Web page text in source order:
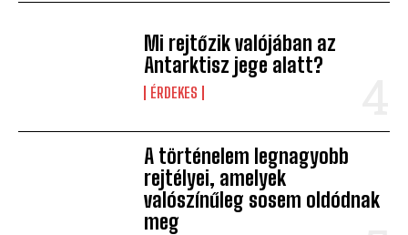
Mi rejtőzik valójában az
Antarktisz jege alatt?
ÉRDEKES
A történelem legnagyobb
rejtélyei, amelyek
valószínűleg sosem oldódnak
meg